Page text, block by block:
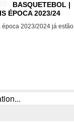
BASQUETEBOL |
ÉPOCA 2023/24
2023/2024 já estão